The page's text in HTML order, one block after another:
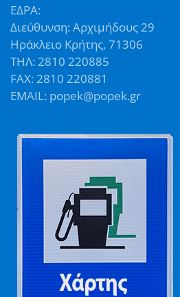
ΕΔΡΑ:
Διεύθυνση: Αρχιμήδους 29
Ηράκλειο Κρήτης, 71306
ΤΗΛ: 2810 220885
FAX: 2810 220881
EMAIL: popek@popek.gr